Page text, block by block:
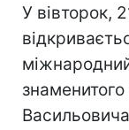
У вівторок,